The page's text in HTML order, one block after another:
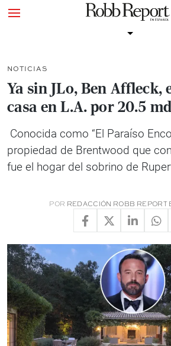
NOTICIAS
Ya sin JLo, Ben Affleck,
casa en L.A. por 20.5
Conocida como “El Paraíso
propiedad de Brentwood que
fue el hogar del sobrino de
POR REDACCIÓN ROBB REPORT